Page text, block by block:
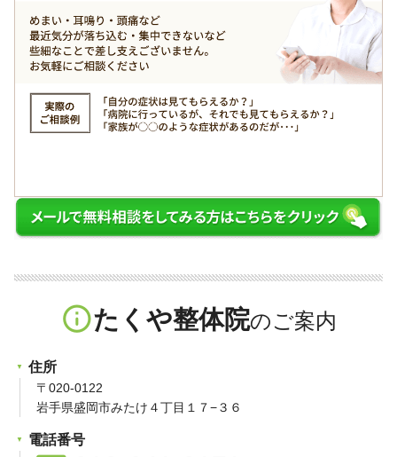
info_outlineたくや整体院
住所
〒020-0122
岩手県盛岡市みたけ４丁目１７−３６
電話番号